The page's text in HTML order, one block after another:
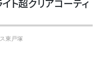
イト超クリアコーティ
東戸塚